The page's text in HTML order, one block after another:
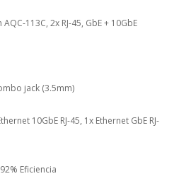
113C, 2x RJ-45, GbE + 10GbE
jack (3.5mm)
10GbE RJ-45, 1x Ethernet GbE RJ-
Eficiencia